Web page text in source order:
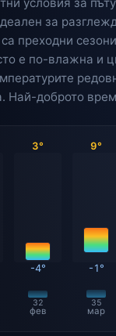
за
преходни
е по-влажна и
Най-доброто
3°
-4°
32
фев
9°
-1°
35
мар